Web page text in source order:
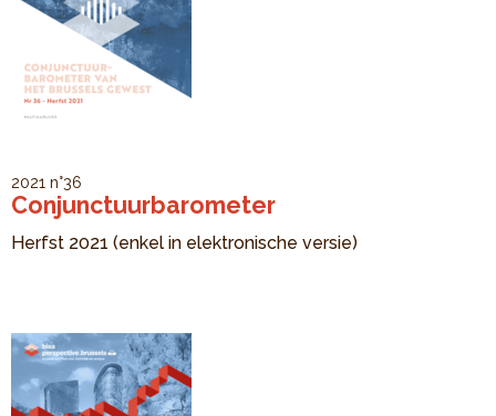
2021 n°36
Conjunctuurbarometer
Herfst 2021 (enkel in elektronische versie)